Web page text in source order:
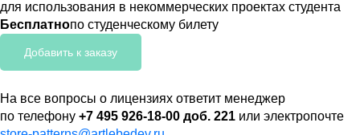
для использования в некоммерческих проектах студента
Бесплатнопо студенческому билету
Добавить к заказу
На все вопросы о лицензиях ответит менеджер
по телефону +7 495 926-18-00 доб. 221 или электропочте